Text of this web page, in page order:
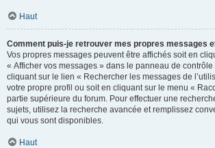
Haut
Comment puis-je retrouver mes propres messages
Vos propres messages peuvent être affichés soit en
« Afficher vos messages » dans le panneau de contrôle
cliquant sur le lien « Rechercher les messages de
votre propre profil ou soit en cliquant sur le menu «
partie supérieure du forum. Pour effectuer une
sujets, utilisez la recherche avancée et remplissez
qui vous sont disponibles.
Haut